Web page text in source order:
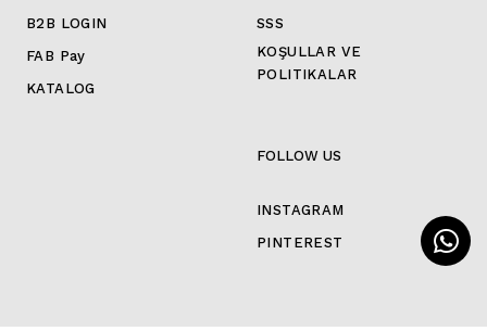
B2B LOGIN
FAB Pay
KATALOG
SSS
KOŞULLAR VE
POLITIKALAR
FOLLOW US
INSTAGRAM
PINTEREST